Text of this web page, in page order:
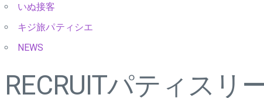
いぬ接客
キジ旅パティシエ
NEWS
RECRUITパティスリ